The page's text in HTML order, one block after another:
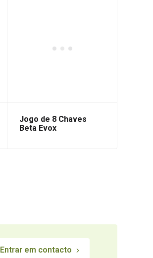
Jogo de 8 Chaves
Beta Evox
Entrar em contacto